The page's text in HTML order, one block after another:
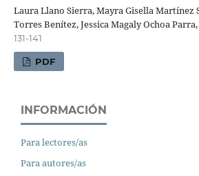
Laura Llano Sierra, Mayra Gisella Martínez
Torres Benítez, Jessica Magaly Ochoa
131-141
PDF
INFORMACIÓN
Para lectores/as
Para autores/as